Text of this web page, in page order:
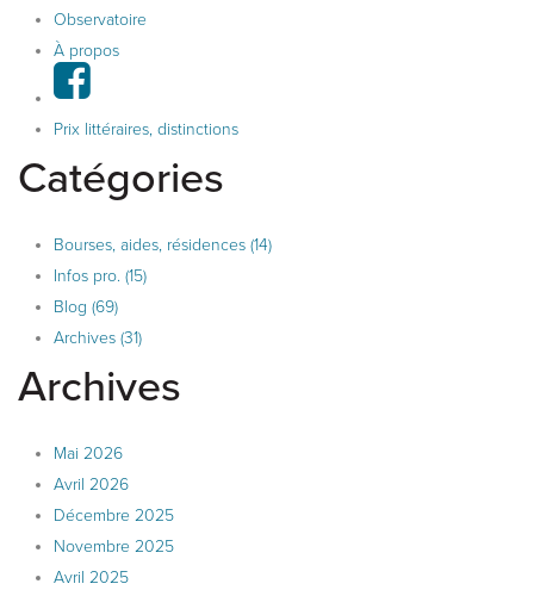
Observatoire
À propos
Prix littéraires, distinctions
Catégories
Bourses, aides, résidences (14)
Infos pro. (15)
Blog (69)
Archives (31)
Archives
Mai 2026
Avril 2026
Décembre 2025
Novembre 2025
Avril 2025